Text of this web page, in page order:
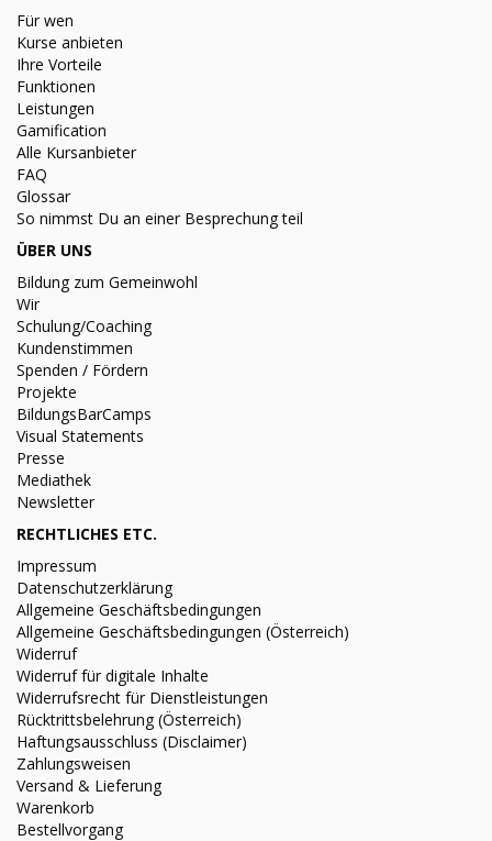
Für wen
Kurse anbieten
Ihre Vorteile
Funktionen
Leistungen
Gamification
Alle Kursanbieter
FAQ
Glossar
So nimmst Du an einer Besprechung teil
ÜBER UNS
Bildung zum Gemeinwohl
Wir
Schulung/Coaching
Kundenstimmen
Spenden / Fördern
Projekte
BildungsBarCamps
Visual Statements
Presse
Mediathek
Newsletter
RECHTLICHES ETC.
Impressum
Datenschutzerklärung
Allgemeine Geschäftsbedingungen
Allgemeine Geschäftsbedingungen (Österreich)
Widerruf
Widerruf für digitale Inhalte
Widerrufsrecht für Dienstleistungen
Rücktrittsbelehrung (Österreich)
Haftungsausschluss (Disclaimer)
Zahlungsweisen
Versand & Lieferung
Warenkorb
Bestellvorgang